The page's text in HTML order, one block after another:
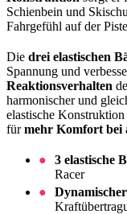
Schienbein und
Fahrgefühl auf der
Die drei elastischen
Spannung und
Reaktionsverhalten
harmonischer und
elastische
fürmehr Komfort bei
3 elastische
Racer